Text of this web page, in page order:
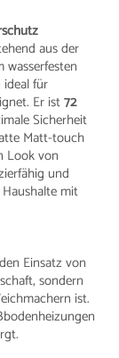
aus der
ideal für
Er ist72
Sicherheit
Matt-touch
Look von
und
mit
Einsatz von
sondern
ist.